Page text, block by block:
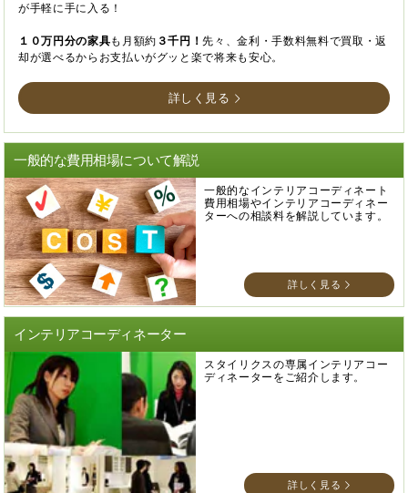
が手軽に手に入る！
１０万円分の家具も月額約 ３千円！先々、金利・手数料無料で買取・返
却が選べるからお支払いがグッと楽で将来も安心。
詳しく見る
一般的な費用相場について解説
一般的なインテリアコーディネート
費用相場やインテリアコーディネー
ターへの相談料を解説しています。
詳しく見る
インテリアコーディネーター
スタイリクスの専属インテリアコー
ディネーターをご紹介します。
詳しく見る